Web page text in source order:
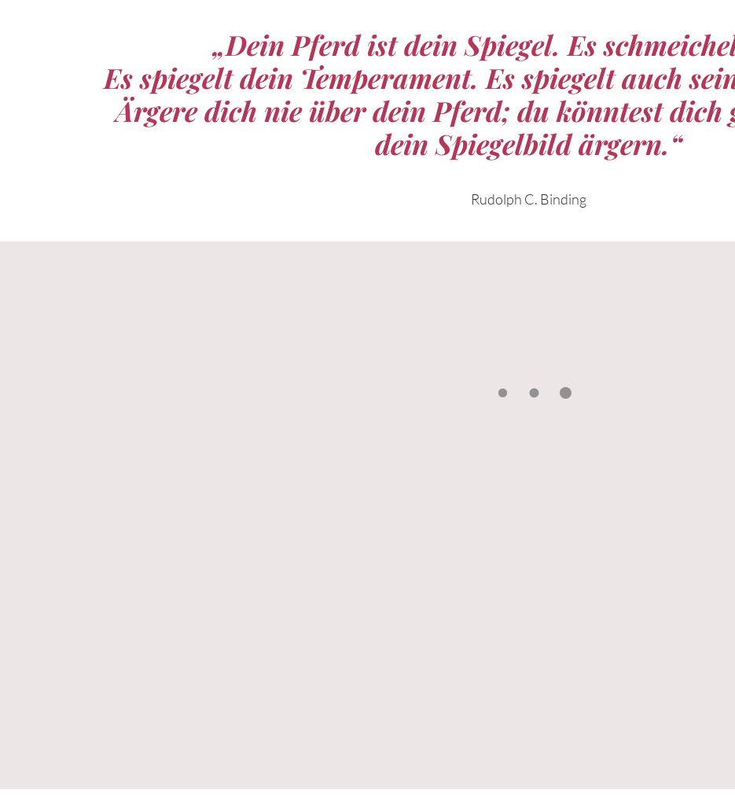
„Dein Pferd ist dein Spiegel. Es
Es spiegelt dein Temperament. Es spiegelt auch
Ärgere dich nie über dein Pferd; du könntest dich
dein Spiegelbild ärgern.“
Rudolph C. Binding